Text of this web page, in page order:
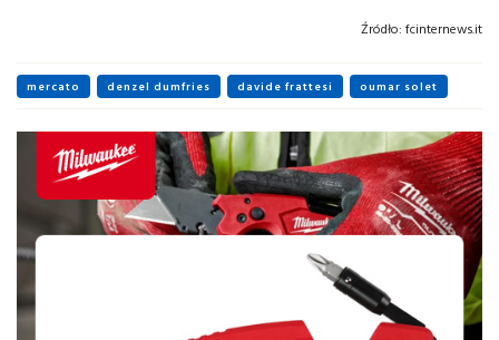
Źródło: fcinternews.it
mercato denzel dumfries davide frattesi oumar solet